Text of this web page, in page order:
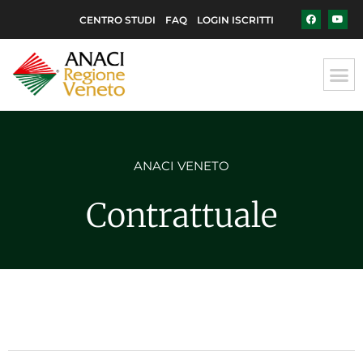
CENTRO STUDI FAQ LOGIN ISCRITTI
ANACI VENETO
Contrattuale